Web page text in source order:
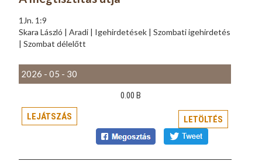
1Jn. 1:9
Skara László | Aradi | Igehirdetések | Szombati igehirdetés
| Szombat délelőtt
2026 - 05 - 30
0.00 B
LEJÁTSZÁS
LETÖLTÉS